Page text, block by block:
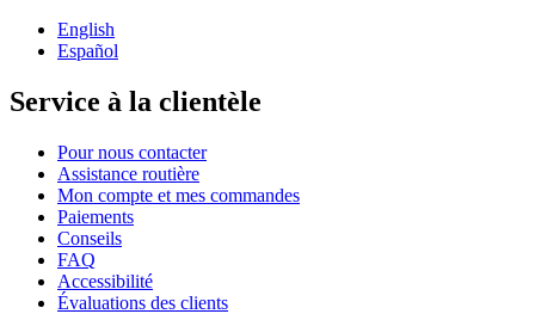
English
Español
Service à la clientèle
Pour nous contacter
Assistance routière
Mon compte et mes commandes
Paiements
Conseils
FAQ
Accessibilité
Évaluations des clients